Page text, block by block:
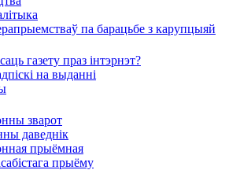
па барацьбе з карупцыяй
газету праз інтэрнэт?
на выданні
зварот
даведнік
прыёмная
прыёму